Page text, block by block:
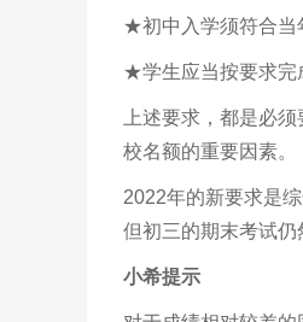
★初中入学须符合当
★学生应当按要求完
上述要求，都是必
校名额的重要因素。
2022年的新要求是
但初三的期末考试仍
小希提示